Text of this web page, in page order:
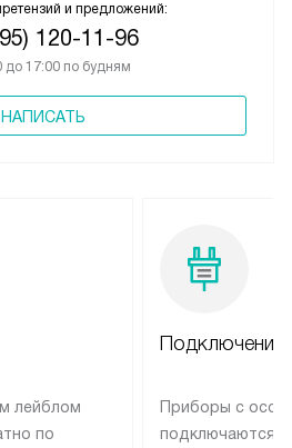
и предложений:
120-11-96
до 17:00 по будням
НАПИСАТЬ
лейблом
по
Подключение
Приборы с
подключаются к